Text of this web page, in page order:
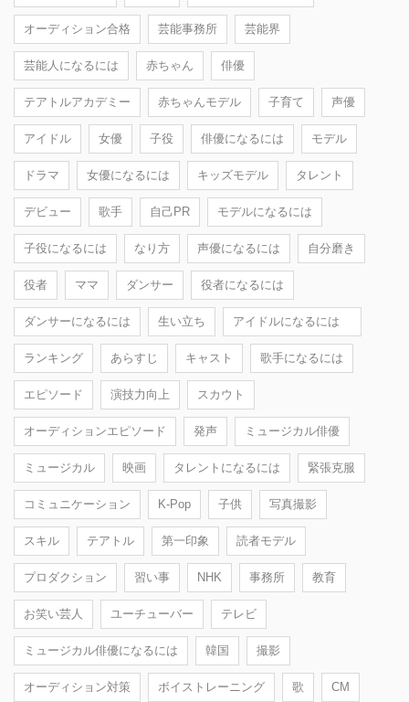
オーディション合格 芸能事務所 芸能界
芸能人になるには 赤ちゃん 俳優
テアトルアカデミー 赤ちゃんモデル 子育て 声優
アイドル 女優 子役 俳優になるには モデル
ドラマ 女優になるには キッズモデル タレント
デビュー 歌手 自己PR モデルになるには
子役になるには なり方 声優になるには 自分磨き
役者 ママ ダンサー 役者になるには
ダンサーになるには 生い立ち アイドルになるには
ランキング あらすじ キャスト 歌手になるには
エピソード 演技力向上 スカウト
オーディションエピソード 発声 ミュージカル俳優
ミュージカル 映画 タレントになるには 緊張克服
コミュニケーション K-Pop 子供 写真撮影
スキル テアトル 第一印象 読者モデル
プロダクション 習い事 NHK 事務所 教育
お笑い芸人 ユーチューバー テレビ
ミュージカル俳優になるには 韓国 撮影
オーディション対策 ボイストレーニング 歌 CM